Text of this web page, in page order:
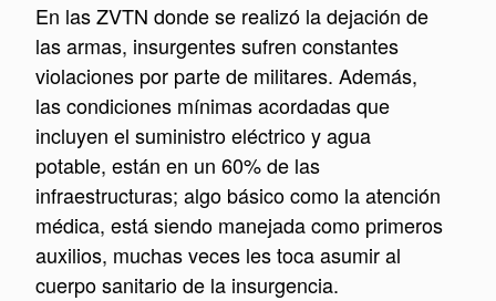
En las ZVTN donde se realizó la dejación de
las armas, insurgentes sufren constantes
violaciones por parte de militares. Además,
las condiciones mínimas acordadas que
incluyen el suministro eléctrico y agua
potable, están en un 60% de las
infraestructuras; algo básico como la atención
médica, está siendo manejada como primeros
auxilios, muchas veces les toca asumir al
cuerpo sanitario de la insurgencia.